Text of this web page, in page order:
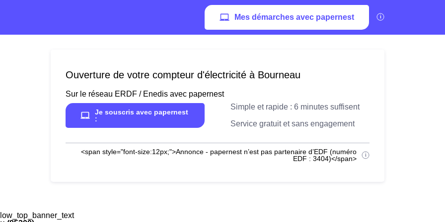
Mes démarches avec papernest
Ouverture de votre compteur d'électricité à Bourneau
Sur le réseau ERDF / Enedis avec papernest
Je souscris avec papernest
:
Simple et rapide : 6 minutes suffisent
Service gratuit et sans engagement
<span style="font-size:12px;">Annonce - papernest n’est pas partenaire d’EDF (numéro
EDF : 3404)</span>